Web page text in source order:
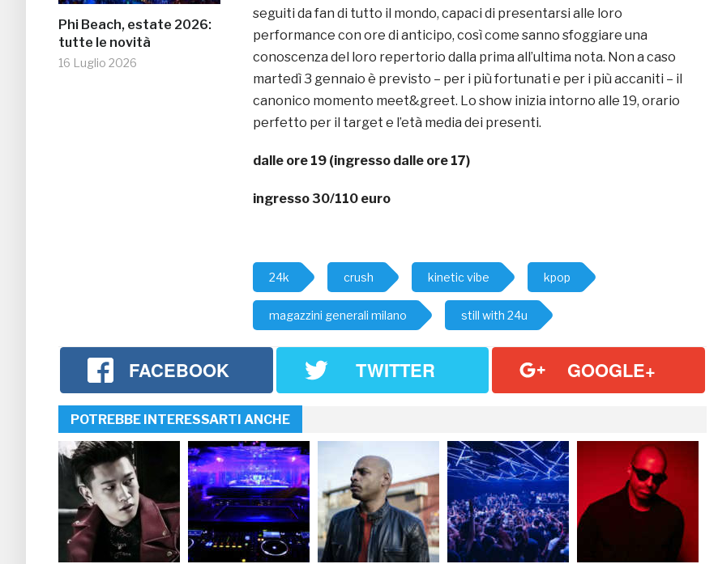
Phi Beach, estate 2026:
tutte le novità
16 Luglio 2026
seguiti da fan di tutto il mondo, capaci di presentarsi alle loro
performance con ore di anticipo, così come sanno sfoggiare una
conoscenza del loro repertorio dalla prima all’ultima nota. Non a caso
martedì 3 gennaio è previsto – per i più fortunati e per i più accaniti – il
canonico momento meet&greet. Lo show inizia intorno alle 19, orario
perfetto per il target e l’età media dei presenti.
dalle ore 19 (ingresso dalle ore 17)
ingresso 30/110 euro
24k crush kinetic vibe kpop
magazzini generali milano still with 24u
FACEBOOK TWITTER GOOGLE+
POTREBBE INTERESSARTI ANCHE